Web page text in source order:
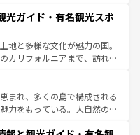
スイスならではのユニークな
だけでなく町歩きも満喫する
高いため物価も高いが、旅行
ビスもあり、うまく活用すれ
光ガイド・有名観光スポ
地と多様な文化が魅力の国。
カリフォルニアまで、訪れる
ショッピング、エンターテイ
スポットだ。一方、アメリカ
ランドキャニオンやイエロー
まれ、多くの島で構成される
力をもっている。大自然の神